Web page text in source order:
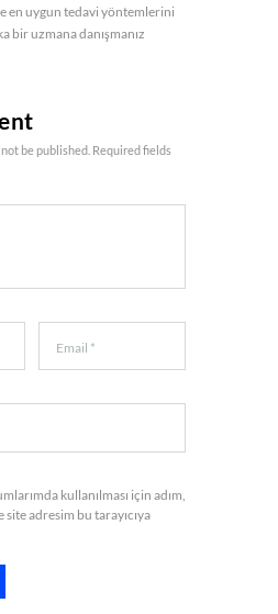
en uygun tedavi yöntemlerini
bir uzmana danışmanız
be published. Required fields
kullanılması için adım,
adresim bu tarayıcıya